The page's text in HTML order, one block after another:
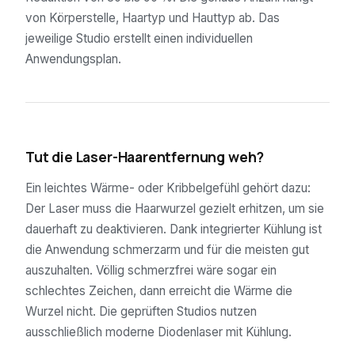
von Körperstelle, Haartyp und Hauttyp ab. Das
jeweilige Studio erstellt einen individuellen
Anwendungsplan.
Tut die Laser-Haarentfernung weh?
Ein leichtes Wärme- oder Kribbelgefühl gehört dazu:
Der Laser muss die Haarwurzel gezielt erhitzen, um sie
dauerhaft zu deaktivieren. Dank integrierter Kühlung ist
die Anwendung schmerzarm und für die meisten gut
auszuhalten. Völlig schmerzfrei wäre sogar ein
schlechtes Zeichen, dann erreicht die Wärme die
Wurzel nicht. Die geprüften Studios nutzen
ausschließlich moderne Diodenlaser mit Kühlung.